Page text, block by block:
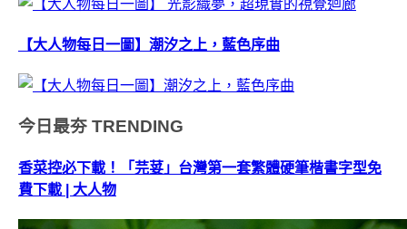
【大人物每日一圖】潮汐之上，藍色序曲
今日最夯 TRENDING
香菜控必下載！「芫荽」台灣第一套繁體硬筆楷書字型免
費下載 | 大人物